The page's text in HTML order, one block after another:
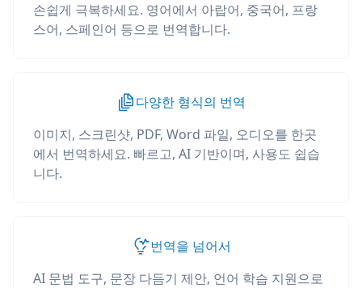
손쉽게 극복하세요. 영어에서 아랍어, 중국어, 프랑
스어, 스페인어 등으로 번역합니다.
다양한 형식의 번역
이미지, 스크린샷, PDF, Word 파일, 오디오를 한곳
에서 번역하세요. 빠르고, AI 기반이며, 사용도 쉽습
니다.
번역을 넘어서
AI 문법 도구, 문장 다듬기 제안, 언어 학습 지원으로